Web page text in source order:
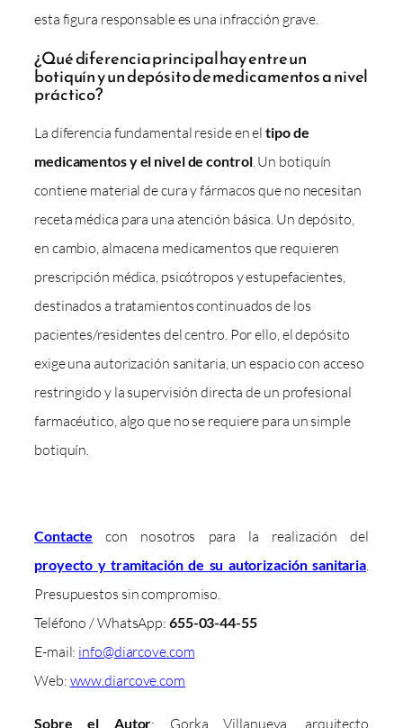
esta figura responsable es una infracción grave.
¿Qué diferencia principal hay entre un
botiquín y un depósito de medicamentos a nivel
práctico?
La diferencia fundamental reside en eltipo de
medicamentos y el nivel de control. Un botiquín
contiene material de cura y fármacos que no necesitan
receta médica para una atención básica. Un depósito,
en cambio, almacena medicamentos que requieren
prescripción médica, psicótropos y estupefacientes,
destinados a tratamientos continuados de los
pacientes/residentes del centro. Por ello, el depósito
exige una autorización sanitaria, un espacio con acceso
restringido y la supervisión directa de un profesional
farmacéutico, algo que no se requiere para un simple
botiquín.
Contacte con nosotros para la realización del
proyecto y tramitación de su autorización sanitaria.
Presupuestos sin compromiso.
Teléfono / WhatsApp: 655-03-44-55
E-mail: info@diarcove.com
Web: www.diarcove.com
Sobre el Autor: Gorka Villanueva, arquitecto